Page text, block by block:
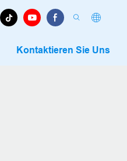
Kontaktieren Sie Uns